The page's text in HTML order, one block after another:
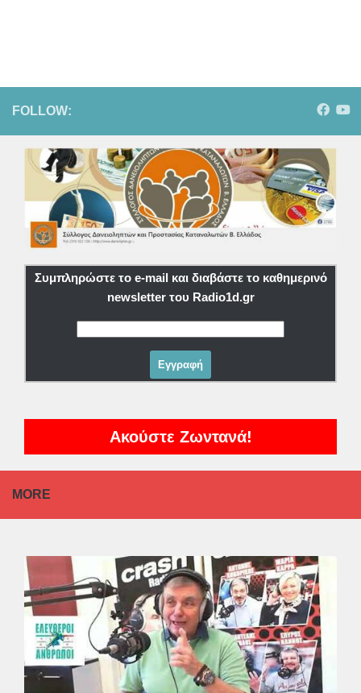
FOLLOW:
Συμπληρώστε το e-mail και διαβάστε το καθημερινό
newsletter του Radio1d.gr
Ακούστε Ζωντανά!
MORE